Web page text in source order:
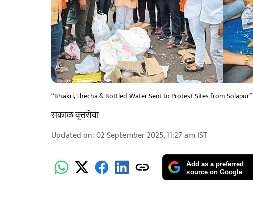
“Bhakri, Thecha & Bottled Water Sent to Protest Sites from Solapur”
सकाळ वृत्तसेवा
Updated on:02 September 2025, 11:27 am IST
Add as a preferred
source on Google